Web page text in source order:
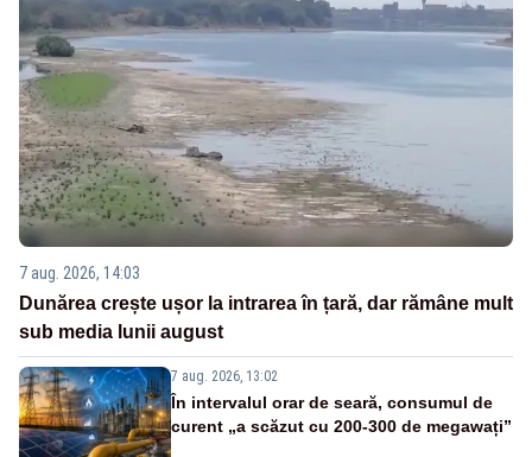
7 aug. 2026, 14:03
Dunărea crește ușor la intrarea în țară, dar rămâne mult
sub media lunii august
7 aug. 2026, 13:02
În intervalul orar de seară, consumul de
curent „a scăzut cu 200-300 de megawați”